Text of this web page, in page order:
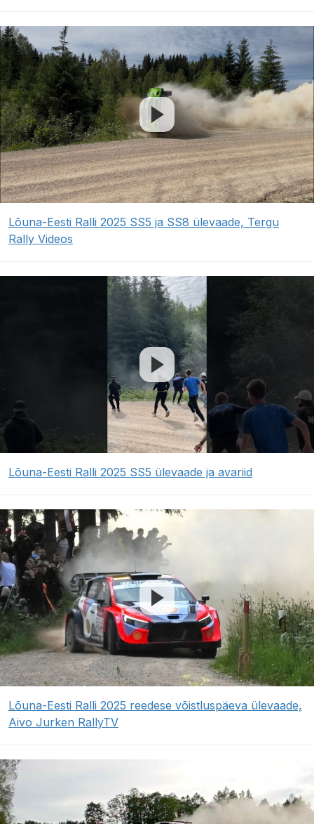
Lõuna-Eesti Ralli 2025 SS5 ja SS8 ülevaade, Tergu
Rally Videos
Lõuna-Eesti Ralli 2025 SS5 ülevaade ja avariid
Lõuna-Eesti Ralli 2025 reedese võistluspäeva ülevaade,
Aivo Jurken RallyTV